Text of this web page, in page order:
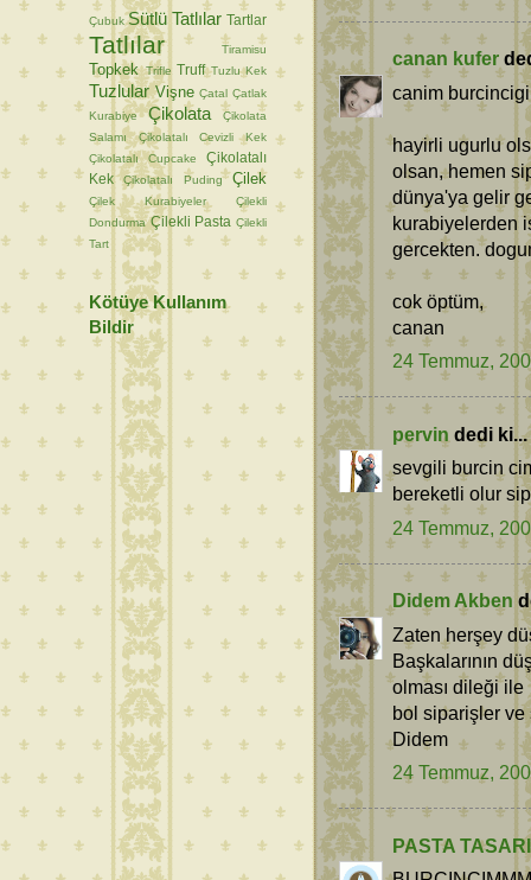
canan kufer
canim
hayirli ugurlu
olsan, hemen
dünya'ya gelir
kurabiyelerden
gercekten.
cok öptüm,
canan
24 Temmuz,
pervin dedi ki...
sevgili burcin
bereketli olur
24 Temmuz,
Didem Akben
Zaten herşey
Başkalarının
olması dileği ile
bol siparişler ve
Didem
24 Temmuz,
PASTA
Çubuk Sütlü Tatlılar Tartlar
Tatlılar Tiramisu
Topkek Trifle Truff Tuzlu Kek
Tuzlular Vişne Çatal Çatlak
Kurabiye
Çikolata
Çikolata
Salamı
Çikolatalı Cevizli Kek
Çikolatalı Cupcake
Çikolatalı
Kek
Çikolatalı Puding Çilek
Çilek Kurabiyeler
Çilekli
Dondurma Çilekli Pasta Çilekli
Tart
Kötüye Kullanım
Bildir